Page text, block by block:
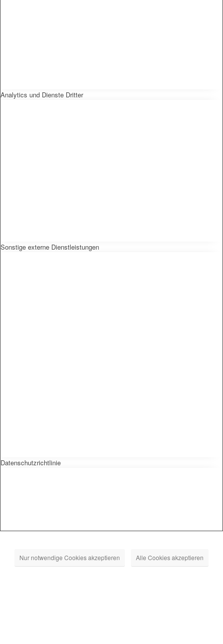
Analytics und Dienste Dritter
Sonstige externe Dienstleistungen
Datenschutzrichtlinie
Nur notwendige Cookies akzeptieren Alle Cookies akzeptieren